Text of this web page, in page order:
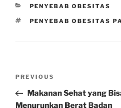
CATEGORIES
PENYEBAB OBESITAS
TAGS
PENYEBAB OBESITAS
Previous
Post
PREVIOUS
Makanan Sehat yang
Menurunkan Berat Badan